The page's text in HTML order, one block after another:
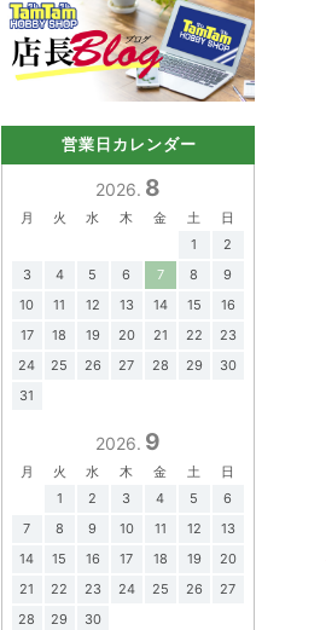
営業日カレンダー
2026. 8
月 火 水 木 金 土
日
1
2
3
4 5 6 7 8
9
10
11 12 13 14 15
16
17
18 19 20 21 22
23
24
25 26 27 28 29
30
31
2026. 9
月 火 水 木 金 土
日
1
2 3 4 5
6
7
8 9 10 11 12
13
14
15 16 17 18 19
20
21
22 23 24 25 26
27
28
29 30